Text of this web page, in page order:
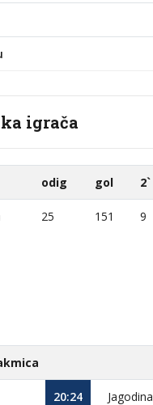
igrača
odig gol 2`
25 151 9
20:24 Jagodina